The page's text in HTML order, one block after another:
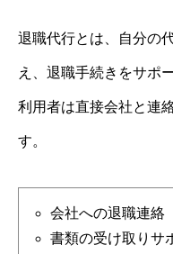
退職代行とは、自分の
え、退職手続きをサポ
利用者は直接会社と連
す。
会社への退職連絡
書類の受け取りサ